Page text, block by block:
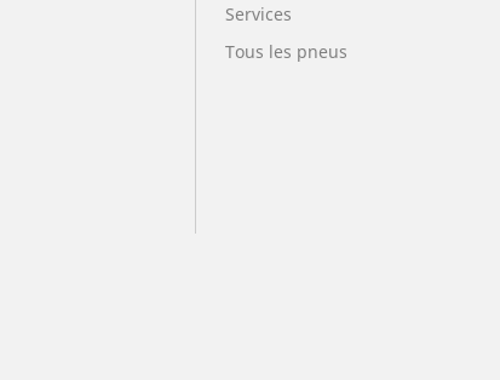
Services
Tous les pneus